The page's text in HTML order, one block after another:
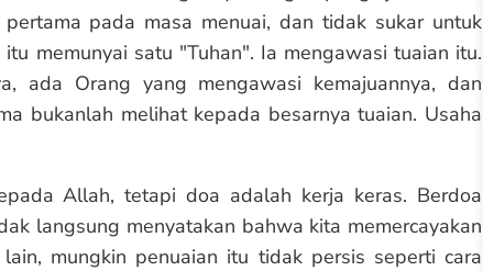
pada masa menuai, dan tidak sukar untuk
memunyai satu "Tuhan". Ia mengawasi tuaian itu.
ada Orang yang mengawasi kemajuannya, dan
bukanlah melihat kepada besarnya tuaian. Usaha
Allah, tetapi doa adalah kerja keras. Berdoa
langsung menyatakan bahwa kita memercayakan
mungkin penuaian itu tidak persis seperti cara